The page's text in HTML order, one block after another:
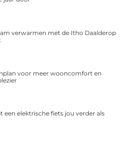
verwarmen met de Itho Daalderop
voor meer wooncomfort en
een elektrische fiets jou verder als